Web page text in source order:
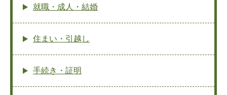
就職・成人・結婚
住まい・引越し
手続き・証明